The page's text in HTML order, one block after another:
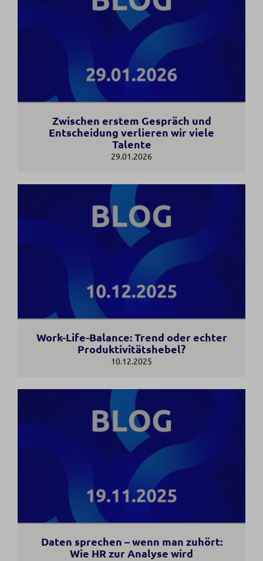
Zwischen erstem Gespräch und
Entscheidung verlieren wir viele
Talente
29.01.2026
Work-Life-Balance: Trend oder echter
Produktivitätshebel?
10.12.2025
Daten sprechen – wenn man zuhört:
Wie HR zur Analyse wird